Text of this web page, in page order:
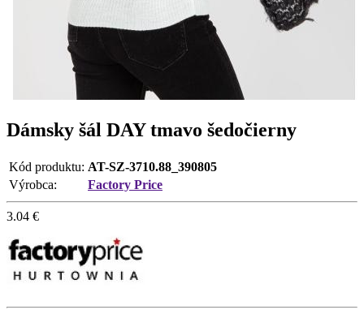
Dámsky šál DAY tmavo šedočierny
Kód produktu: AT-SZ-3710.88_390805
Výrobca:
Factory Price
3.04 €